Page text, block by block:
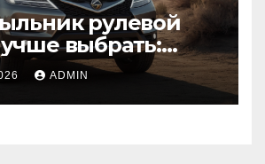
рулевой
выбрать:
или аналог,
полиуретан
ADMIN